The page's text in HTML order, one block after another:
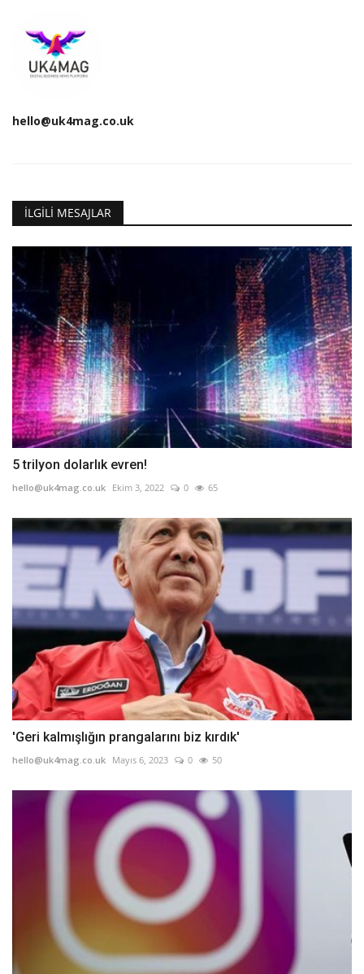
hello@uk4mag.co.uk
İLGILI MESAJLAR
5 trilyon dolarlık evren!
hello@uk4mag.co.uk Ekim 3, 2022 0 65
'Geri kalmışlığın prangalarını biz kırdık'
hello@uk4mag.co.uk Mayıs 6, 2023 0 50